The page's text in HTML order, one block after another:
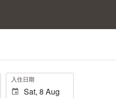
. 入住日期